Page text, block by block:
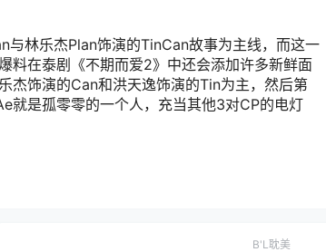
林乐杰Plan饰演的TinCan故事为主线，而这一
料在泰剧《不期而爱2》中还会添加许多新鲜面
杰饰演的Can和洪天逸饰演的Tin为主，然后第
就是孤零零的一个人，充当其他3对CP的电灯
B'L耽美